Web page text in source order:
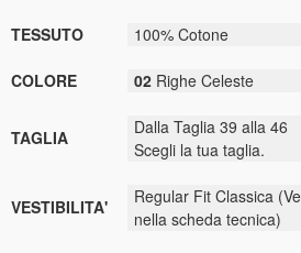
TESSUTO 100% Cotone
COLORE 02 Righe Celeste
TAGLIA
Dalla Taglia 39 alla 46
Scegli la tua taglia.
VESTIBILITA'
Regular Fit Classica
nella scheda tecnica)